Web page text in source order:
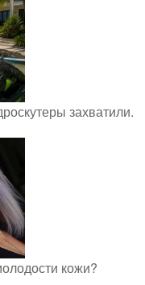
захватили.
кожи?